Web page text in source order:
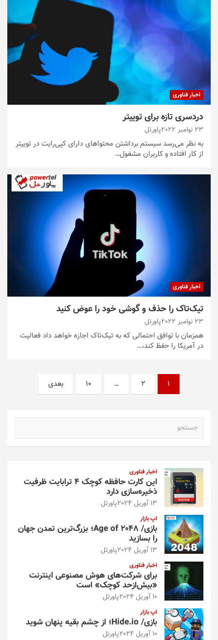
اخبار فناوری
دردسری تازه برای توییتر
23 نوامبر 2022 پاورتل
به نظر می‌رسد سیستم برداشتن محتواهای دارای کپی‌رایت در توییتر
از کار افتاده و کاربران مشغول…
اخبار فناوری
تیک‌تاک را حذف و گوشی خود را عوض کنید
23 نوامبر 2022 پاورتل
همزمان با توافق احتمالی که به تیک‌تاک اجازه خواهد داد فعالیت
در آمریکا را حفظ کند،…
صفحه‌بندی
نوشته‌ها
1
2
…
10 بعدی
اخبار فناوری
این کارت حافظه کوچک ۴ ترابایت ظرفیت
ذخیره‌سازی دارد
13 آوریل 2024 پاورتل
اپ بازار
بازی/ Age of 2048؛ بزرگ‌ترین تمدن جهان
را بسازید
13 آوریل 2024 پاورتل
اخبار فناوری
برای شرکت‌های هوش مصنوعی اینترنت
«بیش‌از‌حد کوچک» است
10 آوریل 2024 پاورتل
اپ بازار
بازی/ Hide.io؛ از چشم بقیه پنهان شوید
10 آوریل 2024 پاورتل